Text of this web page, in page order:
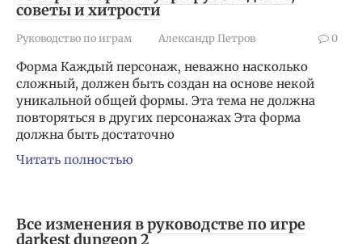
советы и хитрости
Руководство по играм Александр Петров 0
Форма Каждый персонаж, неважно насколько
сложный, должен быть создан на основе некой
уникальной общей формы. Эта тема не должна
повторяться в других персонажах Эта форма
должна быть достаточно
Читать полностью
Все изменения в руководстве по игре
darkest dungeon 2